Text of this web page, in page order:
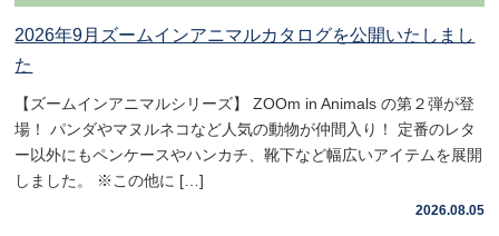
2026年9月ズームインアニマルカタログを公開いたしまし
た
【ズームインアニマルシリーズ】 ZOOm in Animals の第２弾が登
場！ パンダやマヌルネコなど人気の動物が仲間入り！ 定番のレタ
ー以外にもペンケースやハンカチ、靴下など幅広いアイテムを展開
しました。 ※この他に […]
2026.08.05